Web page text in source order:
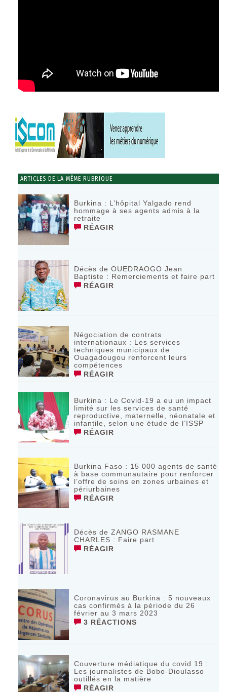
ARTICLES DE LA MÊME RUBRIQUE
Burkina : L’hôpital Yalgado rend
hommage à ses agents admis à la
retraite
RÉAGIR
Décès de OUEDRAOGO Jean
Baptiste : Remerciements et faire part
RÉAGIR
Négociation de contrats
internationaux : Les services
techniques municipaux de
Ouagadougou renforcent leurs
compétences
RÉAGIR
Burkina : Le Covid-19 a eu un impact
limité sur les services de santé
reproductive, maternelle, néonatale et
infantile, selon une étude de l’ISSP
RÉAGIR
Burkina Faso : 15 000 agents de santé
à base communautaire pour renforcer
l’offre de soins en zones urbaines et
périurbaines
RÉAGIR
Décès de ZANGO RASMANE
CHARLES : Faire part
RÉAGIR
Coronavirus au Burkina : 5 nouveaux
cas confirmés à la période du 26
février au 3 mars 2023
3 RÉACTIONS
Couverture médiatique du covid 19 :
Les journalistes de Bobo-Dioulasso
outillés en la matière
RÉAGIR